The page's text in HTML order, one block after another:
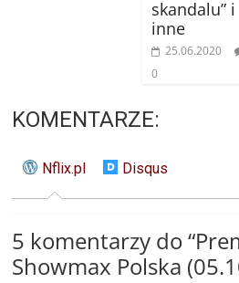
skandalu” i
inne
25.06.2020
0
KOMENTARZE:
Nflix.pl Disqus
5 komentarzy do “
Showmax Polska